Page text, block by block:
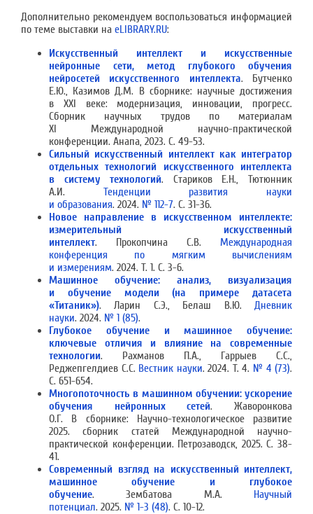
Дополнительно рекомендуем воспользоваться информацией
по теме выставки на eLIBRARY.RU:
Искусственный интеллект и искусственные
нейронные сети, метод глубокого обучения
нейросетей искусственного интеллекта. Бутченко
Е.Ю., Казимов Д.М. В сборнике: научные достижения
в XXI веке: модернизация, инновации, прогресс.
Сборник научных трудов по материалам
XI Международной научно-практической
конференции. Анапа, 2023. С. 49-53.
Сильный искусственный интеллект как интегратор
отдельных технологий искусственного интеллекта
в систему технологий. Стариков Е.Н., Тютюнник
А.И. Тенденции развития науки
и образования. 2024. № 112-7. С. 31-36.
Новое направление в искусственном интеллекте:
измерительный искусственный
интеллект. Прокопчина С.В. Международная
конференция по мягким вычислениям
и измерениям. 2024. Т. 1. С. 3-6.
Машинное обучение: анализ, визуализация
и обучение модели (на примере датасета
«Титаник»). Ларин С.Э., Белаш В.Ю. Дневник
науки. 2024. № 1 (85).
Глубокое обучение и машинное обучение:
ключевые отличия и влияние на современные
технологии. Рахманов П.А., Гаррыев С.С.,
Реджепгелдиев С.С. Вестник науки. 2024. Т. 4. № 4 (73).
С. 651-654.
Многопоточность в машинном обучении: ускорение
обучения нейронных сетей. Жаворонкова
О.Г. В сборнике: Научно-технологическое развитие
2025. сборник статей Международной научно-
практической конференции. Петрозаводск, 2025. С. 38-
41.
Современный взгляд на искусственный интеллект,
машинное обучение и глубокое
обучение. Зембатова М.А. Научный
потенциал. 2025. № 1-3 (48). С. 10-12.